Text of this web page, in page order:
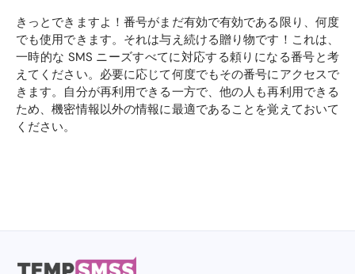
きっとできますよ！番号がまだ有効で有効である限り、何度
でも使用できます。それは与え続ける贈り物です！これは、
一時的な SMS ニーズすべてに対応する頼りになる番号と考
えてください。必要に応じて何度でもその番号にアクセスで
きます。自分が再利用できる一方で、他の人も再利用できる
ため、機密情報以外の情報に最適であることを覚えておいて
ください。